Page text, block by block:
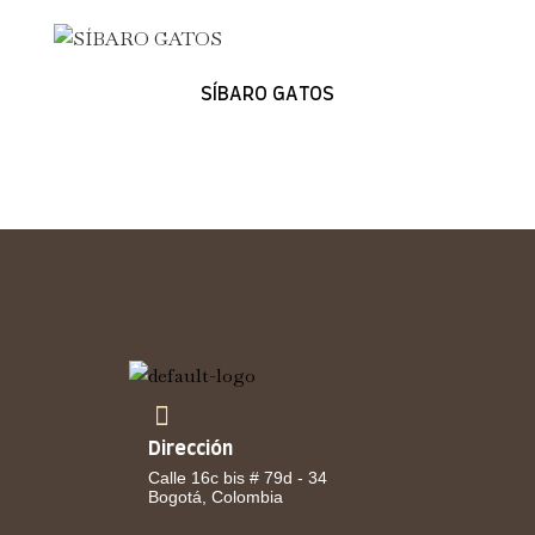
SÍBARO GATOS
Dirección
Calle 16c bis # 79d - 34
Bogotá, Colombia